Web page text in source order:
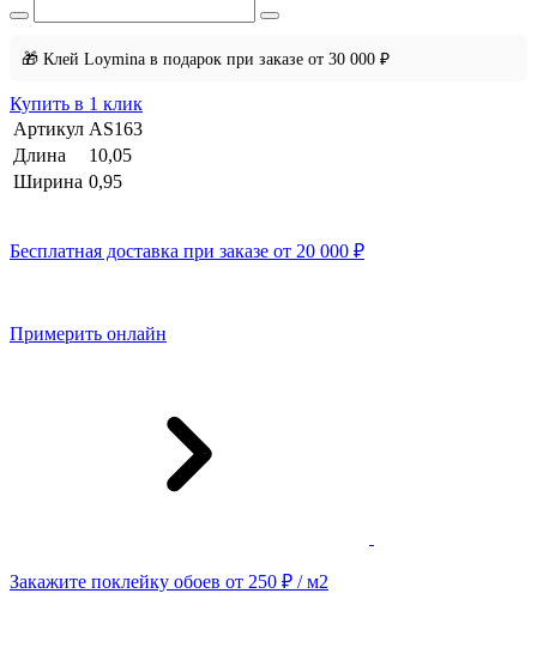
🎁 Клей Loymina в подарок при заказе от 30 000 ₽
Купить в 1 клик
Артикул AS163
Длина
10,05
Ширина 0,95
Бесплатная доставка при заказе от 20 000 ₽
Примерить онлайн
Закажите поклейку обоев от 250 ₽ / м2